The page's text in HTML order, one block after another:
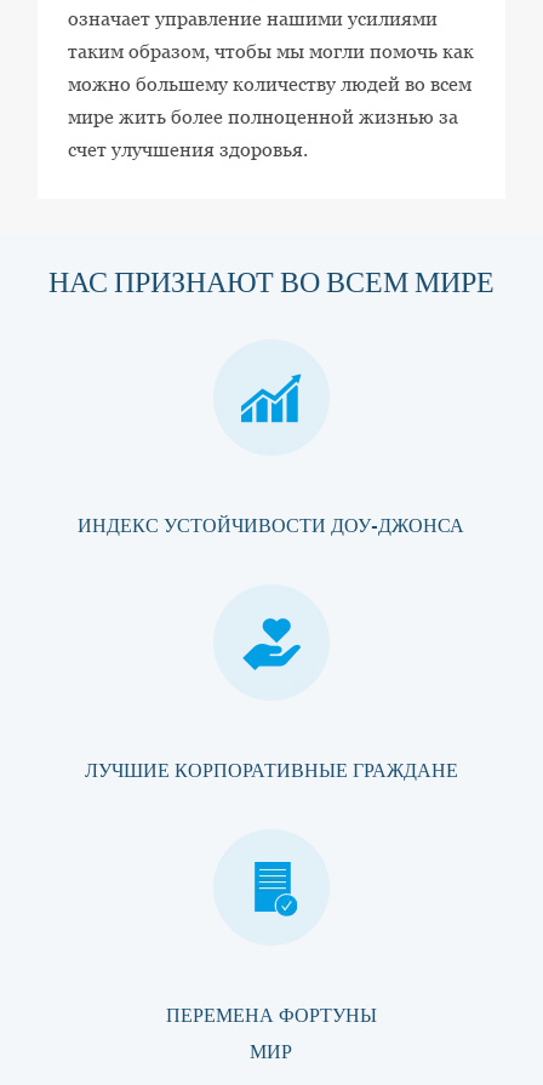
означает управление нашими усилиями
таким образом, чтобы мы могли помочь как
можно большему количеству людей во всем
мире жить более полноценной жизнью за
счет улучшения здоровья.
НАС ПРИЗНАЮТ ВО ВСЕМ МИРЕ
ИНДЕКС УСТОЙЧИВОСТИ ДОУ-ДЖОНСА
ЛУЧШИЕ КОРПОРАТИВНЫЕ ГРАЖДАНЕ
ПЕРЕМЕНА ФОРТУНЫ
МИР